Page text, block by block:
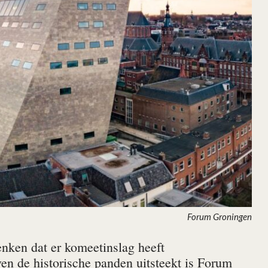
Forum Groningen
dat er komeetinslag heeft
de historische panden uitsteekt is Forum